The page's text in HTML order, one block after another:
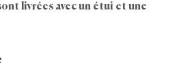
livrées avec un étui et une